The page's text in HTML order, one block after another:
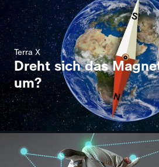
Terra X
Dreht sich das
um?